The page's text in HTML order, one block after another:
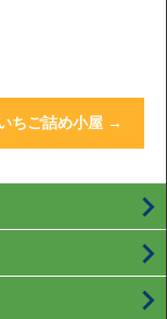
ちご詰め小屋 →